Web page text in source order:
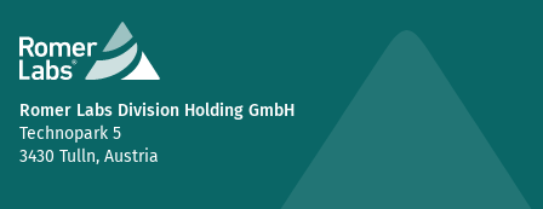
Romer Labs Division Holding GmbH
Technopark 5
3430 Tulln, Austria